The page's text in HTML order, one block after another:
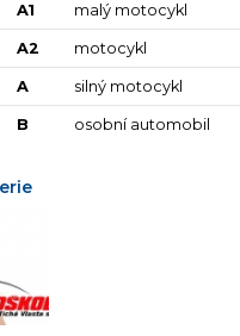
A1 malý motocykl
A2 motocykl
A silný motocykl
B osobní automobil